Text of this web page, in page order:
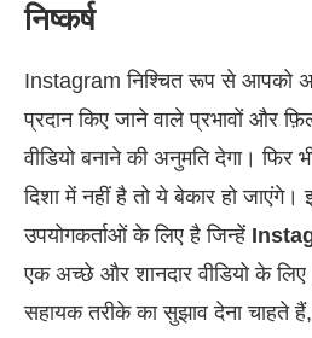
निष्कर्ष
Instagram निश्चित रूप से आपको
प्रदान किए जाने वाले प्रभावों और
वीडियो बनाने की अनुमति देगा। फिर
दिशा में नहीं है तो ये बेकार हो जाएंगे।
उपयोगकर्ताओं के लिए है जिन्हें
एक अच्छे और शानदार वीडियो के
सहायक तरीके का सुझाव देना चाहते हैं,